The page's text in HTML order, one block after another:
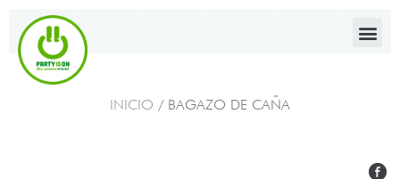
INICIO / BAGAZO DE CAÑA